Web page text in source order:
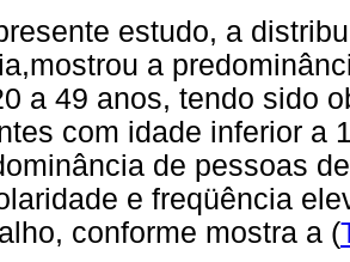
estudo, a
a
a 49 anos, tendo sido
com idade inferior a
de pessoas
e freqüência
conforme mostra a (